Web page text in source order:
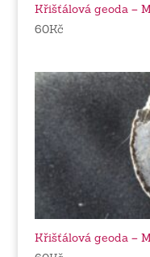
Křišťálová geoda –
60Kč
Křišťálová geoda –